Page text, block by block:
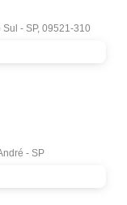
- SP, 09521-310
- SP